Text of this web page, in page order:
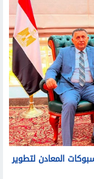
المعادن لتطوير